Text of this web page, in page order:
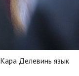
Кара Делевинь язык